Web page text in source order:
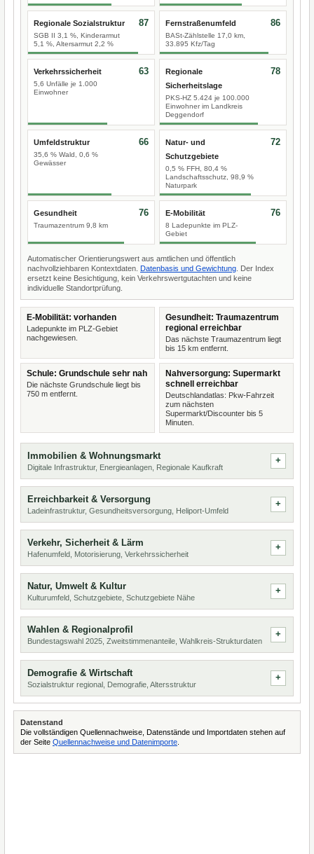
Regionale Sozialstruktur
SGB II 3,1 %, Kinderarmut
5,1 %, Altersarmut 2,2 %
87 Fernstraßenumfeld
BASt-Zählstelle 17,0 km,
33.895 Kfz/Tag
86
Verkehrssicherheit
5,6 Unfälle je 1.000
Einwohner
63
Regionale
Sicherheitslage
PKS-HZ 5.424 je 100.000
Einwohner im Landkreis
Deggendorf
78
Umfeldstruktur
35,6 % Wald, 0,6 %
Gewässer
66
Natur- und
Schutzgebiete
0,5 % FFH, 80,4 %
Landschaftsschutz, 98,9 %
Naturpark
72
Gesundheit
Traumazentrum 9,8 km
76 E-Mobilität
8 Ladepunkte im PLZ-
Gebiet
76
Automatischer Orientierungswert aus amtlichen und öffentlich
nachvollziehbaren Kontextdaten. Datenbasis und Gewichtung . Der Index
ersetzt keine Besichtigung, kein Verkehrswertgutachten und keine
individuelle Standortprüfung.
E-Mobilität: vorhanden
Ladepunkte im PLZ-Gebiet
nachgewiesen.
Gesundheit: Traumazentrum
regional erreichbar
Das nächste Traumazentrum liegt
bis 15 km entfernt.
Schule: Grundschule sehr nah
Die nächste Grundschule liegt bis
750 m entfernt.
Nahversorgung: Supermarkt
schnell erreichbar
Deutschlandatlas: Pkw-Fahrzeit
zum nächsten
Supermarkt/Discounter bis 5
Minuten.
Immobilien & Wohnungsmarkt
Digitale Infrastruktur, Energieanlagen, Regionale Kaufkraft
Erreichbarkeit & Versorgung
Ladeinfrastruktur, Gesundheitsversorgung, Heliport-Umfeld
Verkehr, Sicherheit & Lärm
Hafenumfeld, Motorisierung, Verkehrssicherheit
Natur, Umwelt & Kultur
Kulturumfeld, Schutzgebiete, Schutzgebiete Nähe
Wahlen & Regionalprofil
Bundestagswahl 2025, Zweitstimmenanteile, Wahlkreis-Strukturdaten
Demografie & Wirtschaft
Sozialstruktur regional, Demografie, Altersstruktur
Datenstand
Die vollständigen Quellennachweise, Datenstände und Importdaten stehen auf
der Seite Quellennachweise und Datenimporte